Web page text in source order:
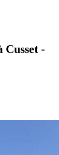
Cusset -